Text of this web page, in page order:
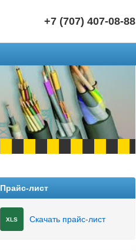
+7 (707) 407-08-88
Прайс-лист
XLS Скачать прайс-лист